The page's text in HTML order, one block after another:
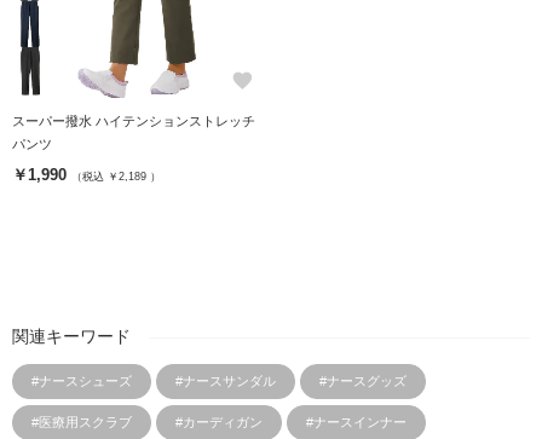
favorite
スーパー撥水 ハイテンションストレッチ
パンツ
￥1,990 （税込 ￥2,189 ）
関連キーワード
#ナースシューズ #ナースサンダル #ナースグッズ
#医療用スクラブ #カーディガン #ナースインナー